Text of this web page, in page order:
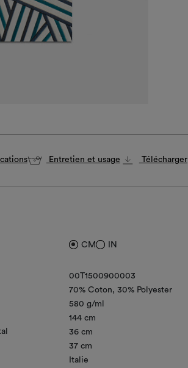
Entretien et usage Télécharger
CM IN
00T1500900003
70% Coton
30% Polyester
580 g/ml
144 cm
36 cm
37 cm
Italie